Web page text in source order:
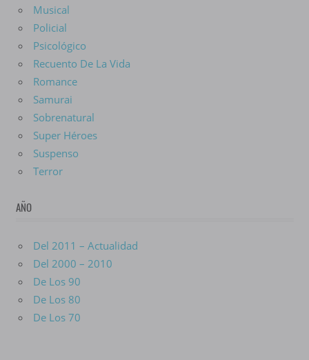
Musical
Policial
Psicológico
Recuento De La Vida
Romance
Samurai
Sobrenatural
Super Héroes
Suspenso
Terror
AÑO
Del 2011 – Actualidad
Del 2000 – 2010
De Los 90
De Los 80
De Los 70